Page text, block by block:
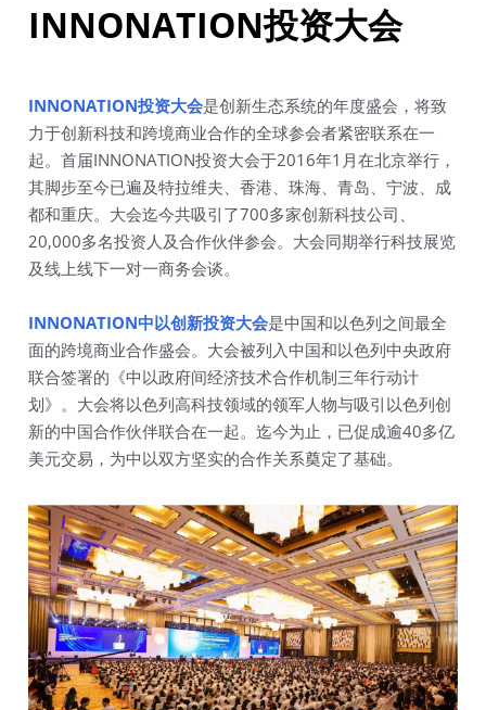
以色列医疗公益活动
创新学院
方法论和案例
培训
联系我们
INNONATION投资大会
INNONATION投资大会是创新生态系统的年度盛会，将致
力于创新科技和跨境商业合作的全球参会者紧密联系在一
起。首届INNONATION投资大会于2016年1月在北京举行，
其脚步至今已遍及特拉维夫、香港、珠海、青岛、宁波、成
都和重庆。大会迄今共吸引了700多家创新科技公司、
20,000多名投资人及合作伙伴参会。大会同期举行科技展览
及线上线下一对一商务会谈。
INNONATION中以创新投资大会是中国和以色列之间最全
面的跨境商业合作盛会。大会被列入中国和以色列中央政府
联合签署的《中以政府间经济技术合作机制三年行动计
划》。大会将以色列高科技领域的领军人物与吸引以色列创
新的中国合作伙伴联合在一起。迄今为止，已促成逾40多亿
美元交易，为中以双方坚实的合作关系奠定了基础。